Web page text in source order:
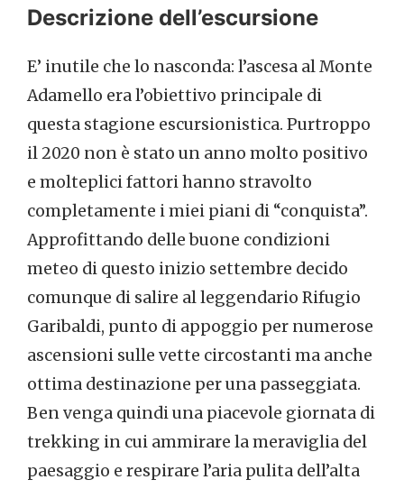
Descrizione dell’escursione
E’ inutile che lo nasconda: l’ascesa al Monte
Adamello era l’obiettivo principale di
questa stagione escursionistica. Purtroppo
il 2020 non è stato un anno molto positivo
e molteplici fattori hanno stravolto
completamente i miei piani di “conquista”.
Approfittando delle buone condizioni
meteo di questo inizio settembre decido
comunque di salire al leggendario Rifugio
Garibaldi, punto di appoggio per numerose
ascensioni sulle vette circostanti ma anche
ottima destinazione per una passeggiata.
Ben venga quindi una piacevole giornata di
trekking in cui ammirare la meraviglia del
paesaggio e respirare l’aria pulita dell’alta